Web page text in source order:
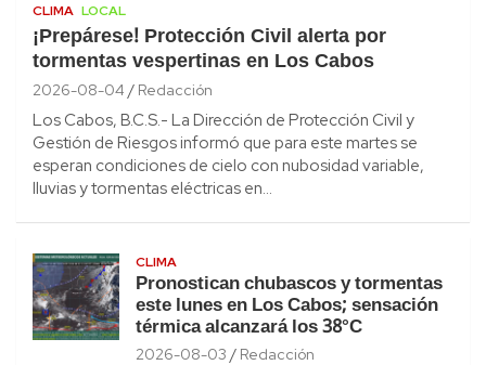
CLIMA LOCAL
¡Prepárese! Protección Civil alerta por
tormentas vespertinas en Los Cabos
2026-08-04 Redacción
Los Cabos, B.C.S.- La Dirección de Protección Civil y
Gestión de Riesgos informó que para este martes se
esperan condiciones de cielo con nubosidad variable,
lluvias y tormentas eléctricas en…
CLIMA
Pronostican chubascos y tormentas
este lunes en Los Cabos; sensación
térmica alcanzará los 38°C
2026-08-03 Redacción